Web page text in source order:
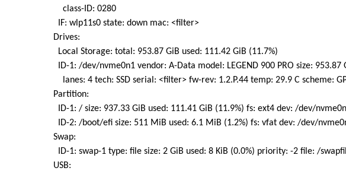
class-ID: 0280
IF: wlp11s0 state: down mac: <filter>
Drives:
Local Storage: total: 953.87 GiB used: 111.42 GiB (11.7%)
ID-1: /dev/nvme0n1 vendor: A-Data model: LEGEND 900 PRO size: 953.87
lanes: 4 tech: SSD serial: <filter> fw-rev: 1.2.P.44 temp: 29.9 C scheme:
Partition:
ID-1: / size: 937.33 GiB used: 111.41 GiB (11.9%) fs: ext4 dev: /dev/
ID-2: /boot/efi size: 511 MiB used: 6.1 MiB (1.2%) fs: vfat dev: /dev/
Swap:
ID-1: swap-1 type: file size: 2 GiB used: 8 KiB (0.0%) priority: -2 file: /
USB: